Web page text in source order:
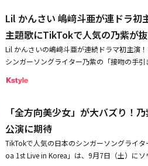
きなメンバーがいるようなので、渋谷事変
かと。あと意外かもしれませんが、海外の
焼きが食べたい！」っていう知り合いが結
ートフードとして注目されているようで、渋
すめしたい韓国のスポットや食べ物があれ
が出てきている韓国のストリートフードで
ます。コトコ：この曲を初めて聴いた瞬間
ました。思わず口ずさんでしまうような魅
けたら嬉しいです。乃紫：「Shaking My
れた楽曲になっています。さらに、同曲を
応と共に、次のアルバムでコラボするので
で彼女たちが出会ったのかについては、ま
から乃紫のヒット曲「全方向美少女」に対
OPチャンネル「1theK」の「W.W.C（
ァンミーティングでも「全方向美少女」の
カ、コトコ、オ・ユナの4人のメンバーが
こした乃紫の出会いに、ファンの期待がよ
と発表し、アルバム準備に拍車をかけている。 この投稿をInstagramで見る UNIS(@unis_offcl)が
ェアした投稿※動画はクリックまたはタップ
Lil かんさい 嶋﨑斗亜が連ドラ
主題歌にTikTokで人気の乃紫が
Lil かんさいの嶋﨑斗亜が連続ドラマ初主演
シンガーソングライター乃紫の「接吻の手
韓国発のウェブ漫画で、本国ではWanna
ラマの世界観とシンクロし、物語を加速さ
だって」「大学生でキスを知るのは純情な
吻の手引き」。すでに配信されている同楽
万回以上の再生を記録している。乃紫は、
が、「TikTok上半期トレンド大賞2024」ミ
「全方向美少女」が大バズり！
公演に期待
TikTokで人気の日本のシンガーソングライ
oa 1st Live in Korea」は、9月7日（土）に